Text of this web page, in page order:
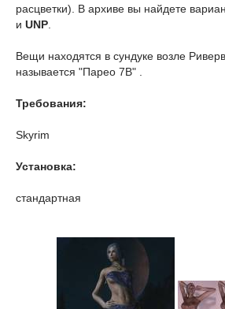
расцветки). В архиве вы найдете
и UNP
Вещи находятся в сундуке возле
называется "Парео 7В" .
Требования:
Skyrim
Установка:
стандартная